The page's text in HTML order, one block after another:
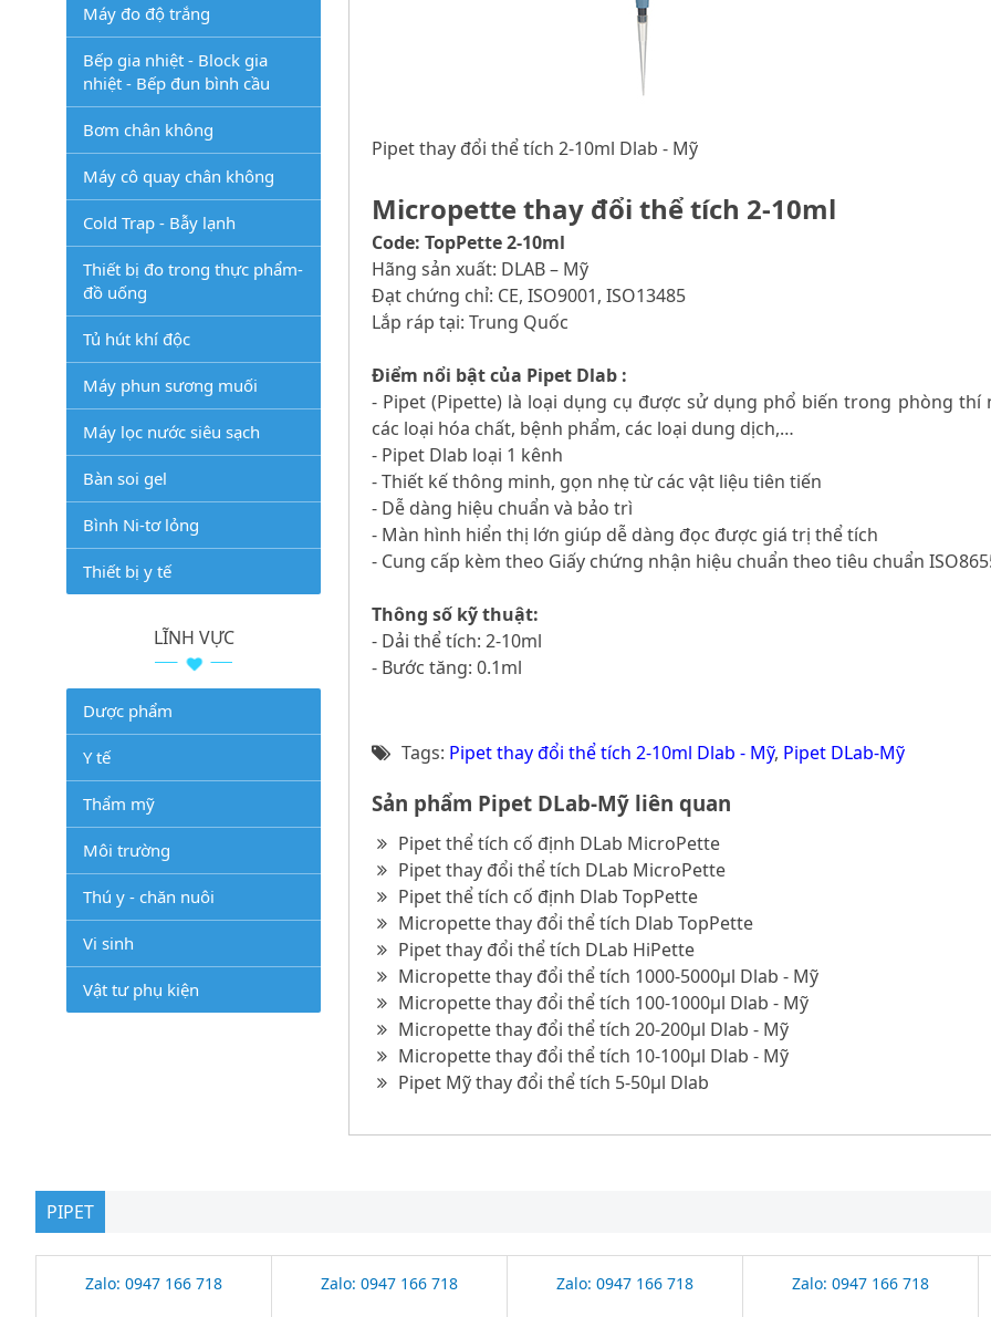
Pipet thay đổi thể tích 2-10ml Dlab - Mỹ
Micropette thay đổi thể tích 2-10ml
Code: TopPette 2-10ml
Hãng sản xuất: DLAB – Mỹ
Đạt chứng chỉ: CE, ISO9001, ISO13485
Lắp ráp tại: Trung Quốc
Điểm nổi bật của Pipet Dlab :
- Pipet (Pipette) là loại dụng cụ được sử dụng phổ biến trong phòng
các loại hóa chất, bệnh phẩm, các loại dung dịch,…
- Pipet Dlab loại 1 kênh
- Thiết kế thông minh, gọn nhẹ từ các vật liệu tiên tiến
- Dễ dàng hiệu chuẩn và bảo trì
- Màn hình hiển thị lớn giúp dễ dàng đọc được giá trị thể tích
- Cung cấp kèm theo Giấy chứng nhận hiệu chuẩn theo tiêu chuẩn
Thông số kỹ thuật:
- Dải thể tích: 2-10ml
- Bước tăng: 0.1ml
Tags: Pipet thay đổi thể tích 2-10ml Dlab - Mỹ, Pipet DLab-Mỹ
Sản phẩm Pipet DLab-Mỹ liên quan
Pipet thể tích cố định DLab MicroPette
Pipet thay đổi thể tích DLab MicroPette
Pipet thể tích cố định Dlab TopPette
Micropette thay đổi thể tích Dlab TopPette
Pipet thay đổi thể tích DLab HiPette
Micropette thay đổi thể tích 1000-5000μl Dlab - Mỹ
Micropette thay đổi thể tích 100-1000μl Dlab - Mỹ
Micropette thay đổi thể tích 20-200μl Dlab - Mỹ
Micropette thay đổi thể tích 10-100μl Dlab - Mỹ
Pipet Mỹ thay đổi thể tích 5-50μl Dlab
Máy đo độ trắng
Bếp gia nhiệt - Block gia
nhiệt - Bếp đun bình cầu
Bơm chân không
Máy cô quay chân không
Cold Trap - Bẫy lạnh
Thiết bị đo trong thực phẩm-
đồ uống
Tủ hút khí độc
Máy phun sương muối
Máy lọc nước siêu sạch
Bàn soi gel
Bình Ni-tơ lỏng
Thiết bị y tế
LĨNH VỰC
Dược phẩm
Y tế
Thẩm mỹ
Môi trường
Thú y - chăn nuôi
Vi sinh
Vật tư phụ kiện
PIPET
Zalo: 0947 166 718 Zalo: 0947 166 718 Zalo: 0947 166 718 Zalo: 0947 166 718